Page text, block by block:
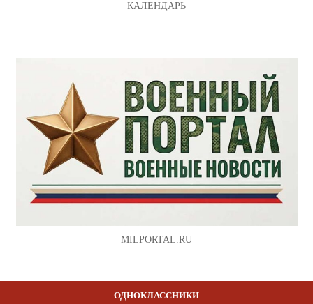
КАЛЕНДАРЬ
MILPORTAL.RU
ОДНОКЛАССНИКИ